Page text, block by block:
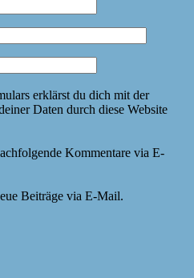
erklärst du dich mit der
Daten durch diese Website
Kommentare via E-
Beiträge via E-Mail.